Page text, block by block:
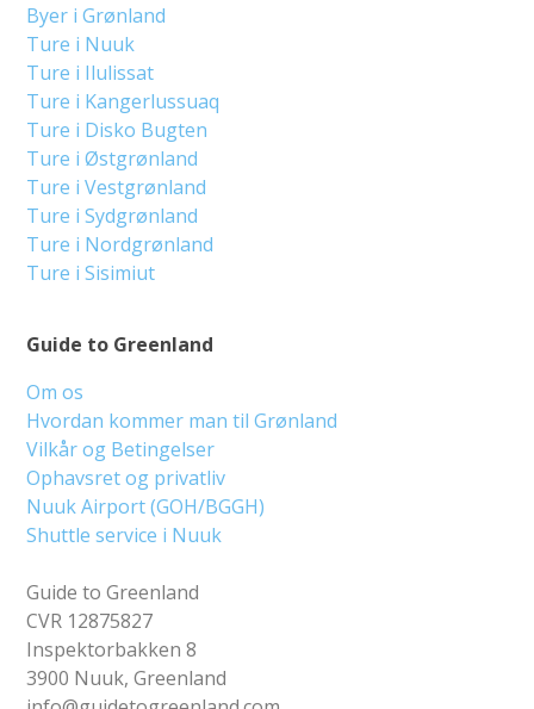
Guide to Greenland
Om os
Hvordan kommer man til Grønland
Vilkår og Betingelser
Ophavsret og privatliv
Nuuk Airport (GOH/BGGH)
Shuttle service i Nuuk
Guide to Greenland
CVR 12875827
Inspektorbakken 8
3900 Nuuk, Greenland
Byer i Grønland
Ture i Nuuk
Ture i Ilulissat
Ture i Kangerlussuaq
Ture i Disko Bugten
Ture i Østgrønland
Ture i Vestgrønland
Ture i Sydgrønland
Ture i Nordgrønland
Ture i Sisimiut